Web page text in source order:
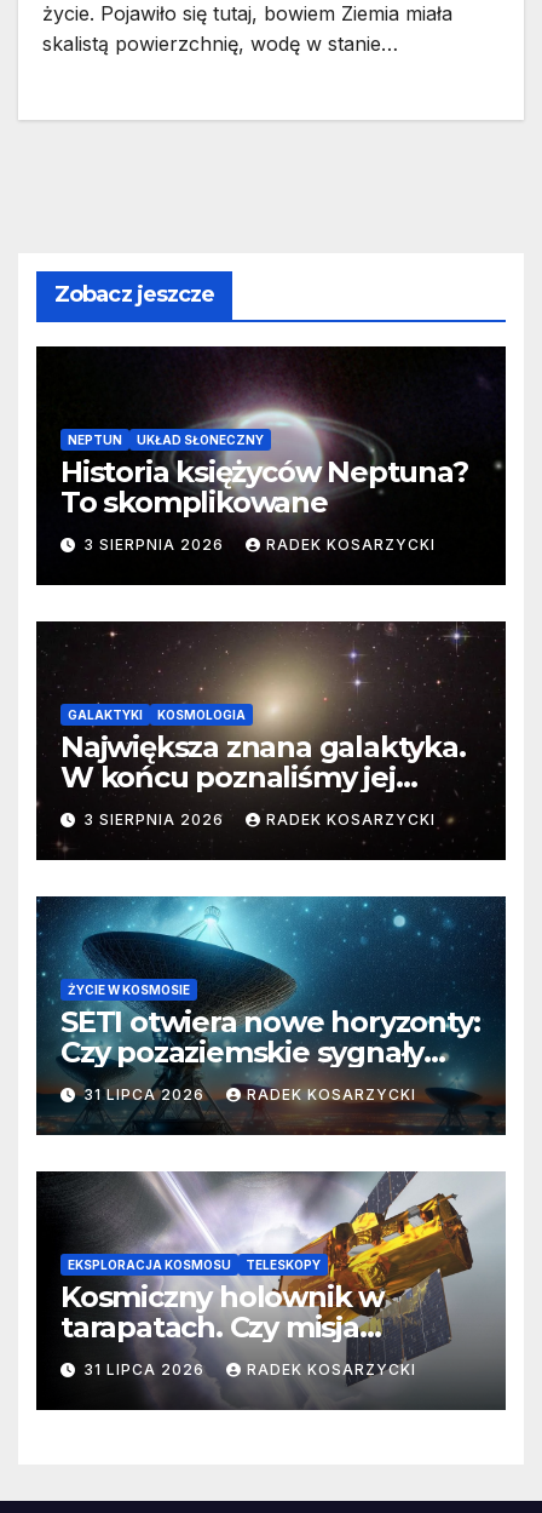
życie. Pojawiło się tutaj, bowiem Ziemia miała
skalistą powierzchnię, wodę w stanie…
Zobacz jeszcze
NEPTUN UKŁAD SŁONECZNY
Historia księżyców Neptuna?
To skomplikowane
3 SIERPNIA 2026 RADEK KOSARZYCKI
GALAKTYKI KOSMOLOGIA
Największa znana galaktyka.
W końcu poznaliśmy jej
faktyczne wymiary
3 SIERPNIA 2026 RADEK KOSARZYCKI
ŻYCIE W KOSMOSIE
SETI otwiera nowe horyzonty:
Czy pozaziemskie sygnały
czekają w nieoczekiwanych
miejscach?
31 LIPCA 2026 RADEK KOSARZYCKI
EKSPLORACJA KOSMOSU TELESKOPY
Kosmiczny holownik w
tarapatach. Czy misja
ratowania Teleskopu Swift
jest zagrożona?
31 LIPCA 2026 RADEK KOSARZYCKI